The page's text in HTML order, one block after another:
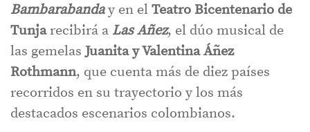
Bambarabanday en el Teatro Bicentenario de
Tunjarecibirá a Las Añez, el dúo musical de
las gemelasJuanita y Valentina Áñez
Rothmann, que cuenta más de diez países
recorridos en su trayectorio y los más
destacados escenarios colombianos.